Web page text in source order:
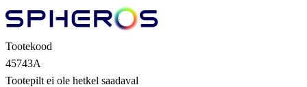
Tootekood
45743A
Tootepilt ei ole hetkel saadaval